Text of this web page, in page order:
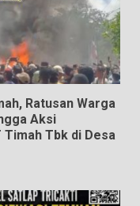
Ratusan Warga
Aksi
Tbk di Desa